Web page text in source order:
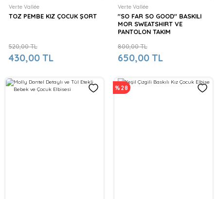
Verte Vallée
TOZ PEMBE KIZ ÇOCUK ŞORT
430,00 TL
520,00 TL
Verte Vallée
''SO FAR SO GOOD'' BASKILI
MOR SWEATSHIRT VE
PANTOLON TAKIM
650,00 TL
800,00 TL
%28